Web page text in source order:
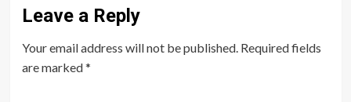
Leave a Reply
Your email address will not be published. Required fields
are marked*